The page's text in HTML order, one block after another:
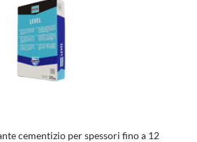
cementizio per spessori fino a 12